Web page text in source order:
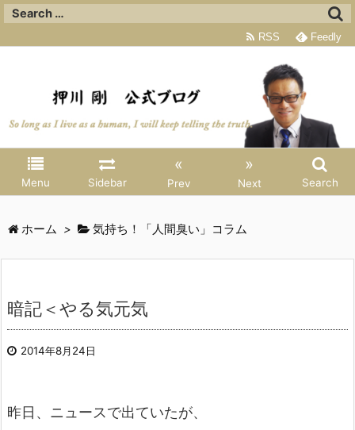
Menu Sidebar
«
Prev
»
Next Search
RSS Feedly
ホーム > 気持ち！「人間臭い」コラム
暗記＜やる気元気
2014年8月24日
昨日、ニュースで出ていたが、